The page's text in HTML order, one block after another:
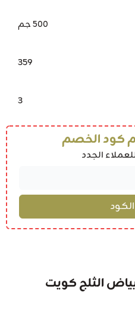
500 جم
359
3
كود الخصم
الجدد
الثلج كويت